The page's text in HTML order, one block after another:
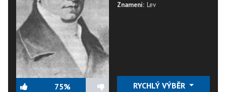
75%
Znamení: Lev
RYCHLÝ VÝBĚR